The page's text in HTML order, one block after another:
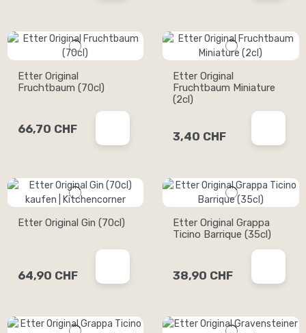
Etter Original
Fruchtbaum (70cl)
66,70 CHF
Etter Original
Fruchtbaum Miniature
(2cl)
3,40 CHF
Etter Original Gin (70cl)
64,90 CHF
Etter Original Grappa
Ticino Barrique (35cl)
38,90 CHF